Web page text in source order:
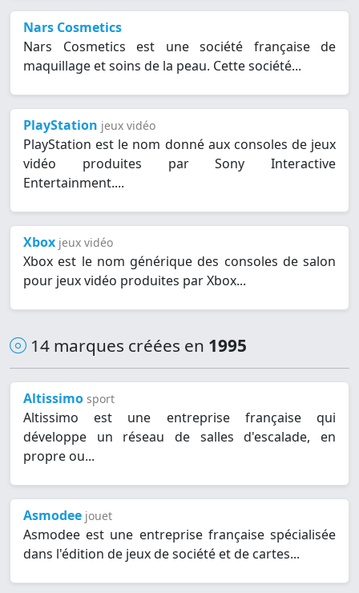
Nars Cosmetics
Nars Cosmetics est une société française de
maquillage et soins de la peau. Cette société...
PlayStation jeux vidéo
PlayStation est le nom donné aux consoles de jeux
vidéo produites par Sony Interactive
Entertainment....
Xbox jeux vidéo
Xbox est le nom générique des consoles de salon
pour jeux vidéo produites par Xbox...
14 marques créées en 1995
Altissimo sport
Altissimo est une entreprise française qui
développe un réseau de salles d'escalade, en
propre ou...
Asmodee jouet
Asmodee est une entreprise française spécialisée
dans l'édition de jeux de société et de cartes...